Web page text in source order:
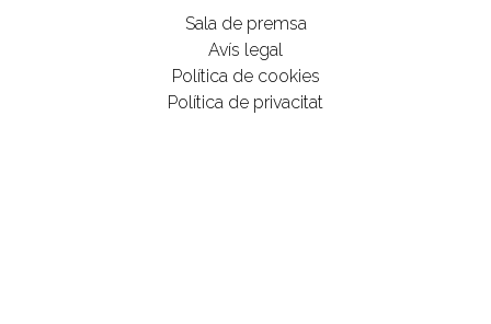
Sala de premsa
Avís legal
Política de cookies
Política de privacitat